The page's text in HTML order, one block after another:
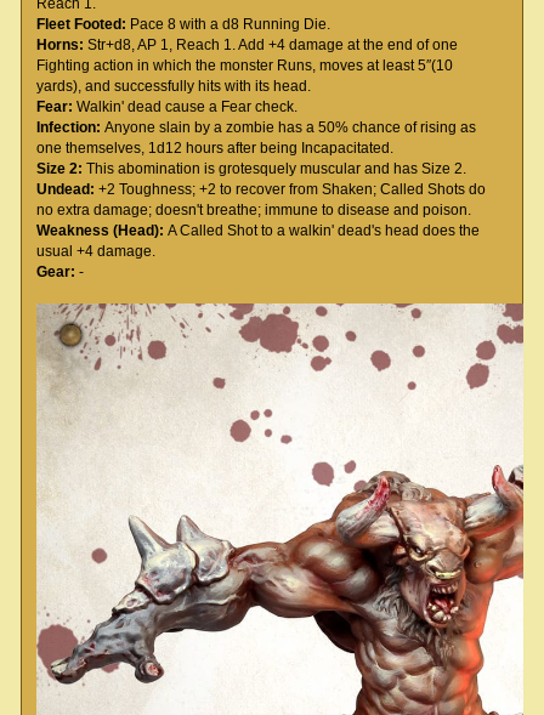
Reach 1.
Fleet Footed: Pace 8 with a d8 Running Die.
Horns: Str+d8, AP 1, Reach 1. Add +4 damage at the end of one
Fighting action in which the monster Runs, moves at least 5′′(10
yards), and successfully hits with its head.
Fear: Walkin' dead cause a Fear check.
Infection: Anyone slain by a zombie has a 50% chance of rising as
one themselves, 1d12 hours after being Incapacitated.
Size 2: This abomination is grotesquely muscular and has Size 2.
Undead: +2 Toughness; +2 to recover from Shaken; Called Shots do
no extra damage; doesn't breathe; immune to disease and poison.
Weakness (Head): A Called Shot to a walkin' dead's head does the
usual +4 damage.
Gear: -